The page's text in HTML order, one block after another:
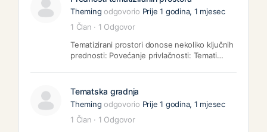
Theming odgovorio Prije 1 godina, 1 mjesec
1 Član · 1 Odgovor
Tematizirani prostori donose nekoliko ključnih
prednosti: Povećanje privlačnosti: Temati…
Tematska gradnja
Theming odgovorio Prije 1 godina, 1 mjesec
1 Član · 1 Odgovor